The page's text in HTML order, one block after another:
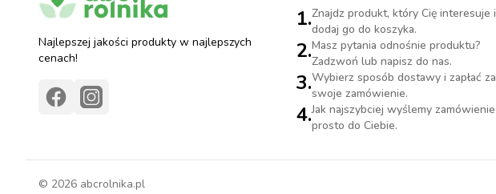
Najlepszej jakości produkty w najlepszych
cenach!
1.Znajdz produkt, który Cię interesuje i
dodaj go do koszyka.
2.Masz pytania odnośnie produktu?
Zadzwoń lub napisz do nas.
3.Wybierz sposób dostawy i zapłać za
swoje zamówienie.
4.Jak najszybciej wyślemy zamówienie
prosto do Ciebie.
© 2026 abcrolnika.pl